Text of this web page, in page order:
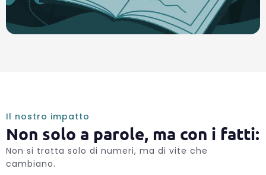
Il nostro impatto
Non solo a parole, ma con i fatti:
Non si tratta solo di numeri, ma di vite che
cambiano.